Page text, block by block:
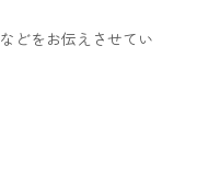
どをお伝えさせてい